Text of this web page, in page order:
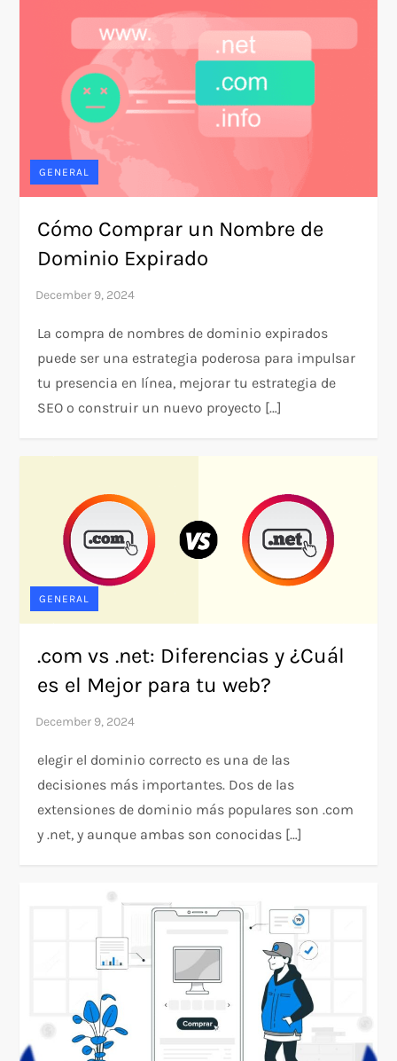
GENERAL
Cómo Comprar un Nombre de
Dominio Expirado
La compra de nombres de dominio expirados
puede ser una estrategia poderosa para impulsar
tu presencia en línea, mejorar tu estrategia de
SEO o construir un nuevo proyecto […]
GENERAL
.com vs .net: Diferencias y ¿Cuál
es el Mejor para tu web?
elegir el dominio correcto es una de las
decisiones más importantes. Dos de las
extensiones de dominio más populares son .com
y .net, y aunque ambas son conocidas […]